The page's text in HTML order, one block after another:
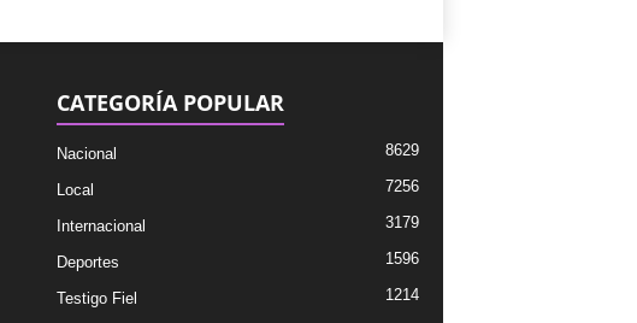
CATEGORÍA POPULAR
Nacional 8629
Local 7256
Internacional 3179
Deportes 1596
Testigo Fiel
1214